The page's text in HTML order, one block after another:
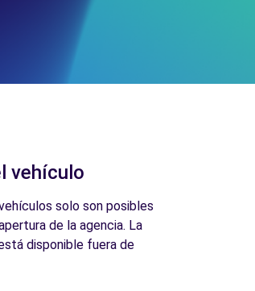
vehículo
solo son posibles
de la agencia. La
disponible fuera de